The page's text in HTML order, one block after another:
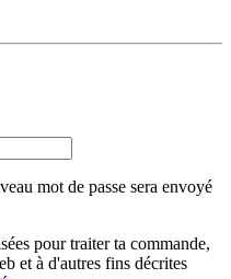
mot de passe sera envoyé
pour traiter ta commande,
et à d'autres fins décrites